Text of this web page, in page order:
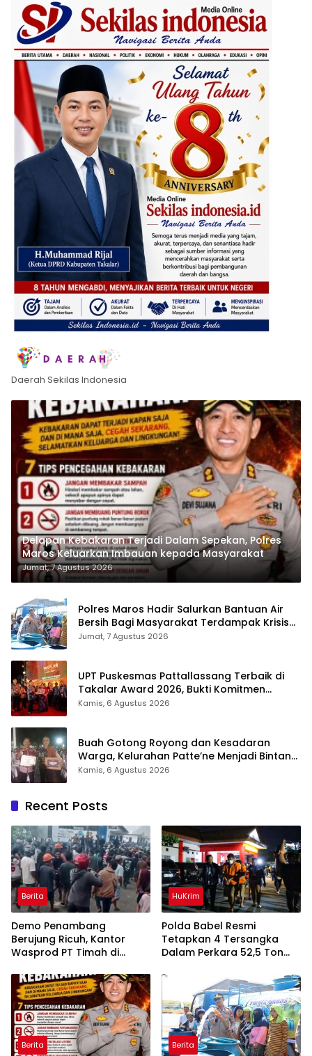
Daerah Sekilas Indonesia
Delapan Kebakaran Terjadi Dalam Sepekan, Polres
Maros Keluarkan Imbauan kepada Masyarakat
Jumat, 7 Agustus 2026
Polres Maros Hadir Salurkan Bantuan Air
Bersih Bagi Masyarakat Terdampak Krisis
Air Bersih Di Maros
Jumat, 7 Agustus 2026
UPT Puskesmas Pattallassang Terbaik di
Takalar Award 2026, Bukti Komitmen
Hadirkan Pelayanan Kesehatan Berkualitas
Kamis, 6 Agustus 2026
Buah Gotong Royong dan Kesadaran
Warga, Kelurahan Patte’ne Menjadi Bintang
Takalar Award 2026
Kamis, 6 Agustus 2026
Recent Posts
Berita
Demo Penambang
Berujung Ricuh, Kantor
Wasprod PT Timah di
HuKrim
Polda Babel Resmi
Tetapkan 4 Tersangka
Dalam Perkara 52,5 Ton
Belitung
Berita Berita